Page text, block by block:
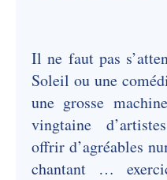
Il ne faut pas
Soleil ou une
une grosse
vingtaine
offrir d’agréables
chantant …